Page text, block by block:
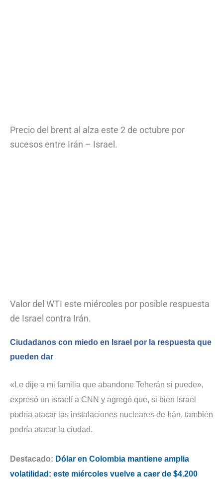
Precio del brent al alza este 2 de octubre por
sucesos entre Irán – Israel.
Valor del WTI este miércoles por posible respuesta
de Israel contra Irán.
Ciudadanos con miedo en Israel por la respuesta que
pueden dar
«Le dije a mi familia que abandone Teherán si puede»,
expresó un israelí a CNN y agregó que, si bien Israel
podría atacar las instalaciones nucleares de Irán, también
podría atacar la ciudad.
Destacado: Dólar en Colombia mantiene amplia
volatilidad: este miércoles vuelve a caer de $4.200